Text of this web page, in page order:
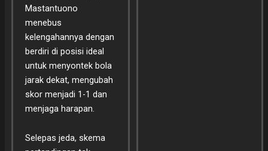
Mastantuono
menebus
kelengahannya dengan
berdiri di posisi ideal
untuk menyontek bola
jarak dekat, mengubah
skor menjadi 1-1 dan
menjaga harapan.
Selepas jeda, skema